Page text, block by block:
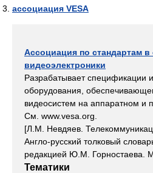
ассоциация VESA
Ассоциация по стандартам в
видеоэлектроники
Разрабатывает спецификации
оборудования,
видеосистем на аппаратном и
См. www.vesa.org.
[Л.М. Невдяев.
Англо-русский толковый
редакцией Ю.М. Горностаева.
Тематики